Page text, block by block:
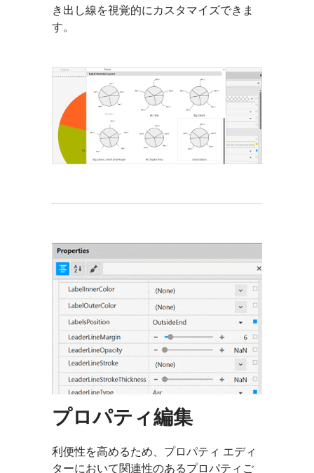
き出し線を視覚的にカスタマイズできま
す。
プロパティ編集
利便性を高めるため、プロパティ エディ
ターにおいて関連性のあるプロパティご